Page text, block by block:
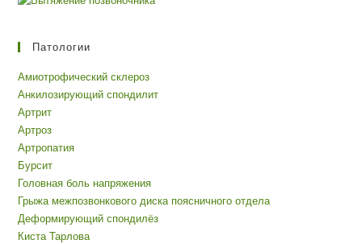
Патологии
Амиотрофический склероз
Анкилозирующий спондилит
Артрит
Артроз
Артропатия
Бурсит
Головная боль напряжения
Грыжа межпозвонкового диска поясничного отдела
Деформирующий спондилёз
Киста Тарлова